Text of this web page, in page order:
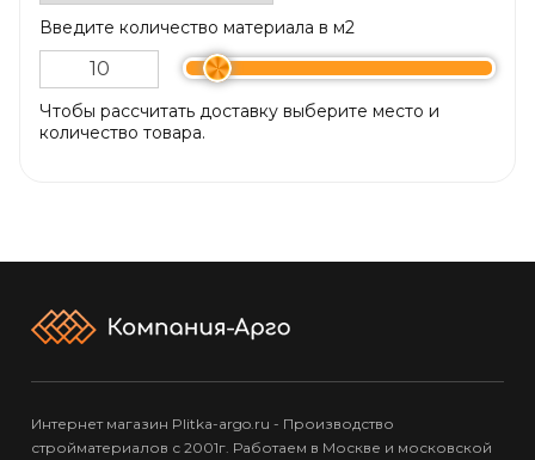
Введите количество материала в м2
Чтобы рассчитать доставку выберите место и
количество товара.
Интернет магазин Plitka-argo.ru - Производство
стройматериалов с 2001г. Работаем в Москве и московской